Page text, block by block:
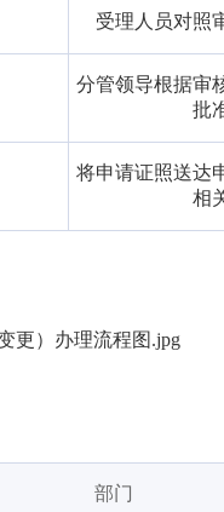
受理人员对照
分管领导根据审
批
将申请证照送达
相
更）办理流程图.jpg
部门